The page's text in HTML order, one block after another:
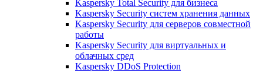
Kaspersky Total Security для бизнеса
Kaspersky Security систем хранения данных
Kaspersky Security для серверов совместной
работы
Kaspersky Security для виртуальных и
облачных сред
Kaspersky DDoS Protection